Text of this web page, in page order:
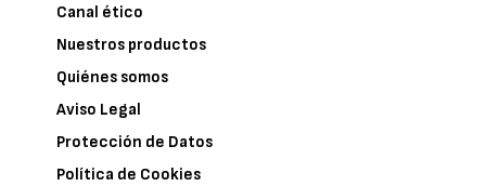
Canal ético
Nuestros productos
Quiénes somos
Aviso Legal
Protección de Datos
Política de Cookies